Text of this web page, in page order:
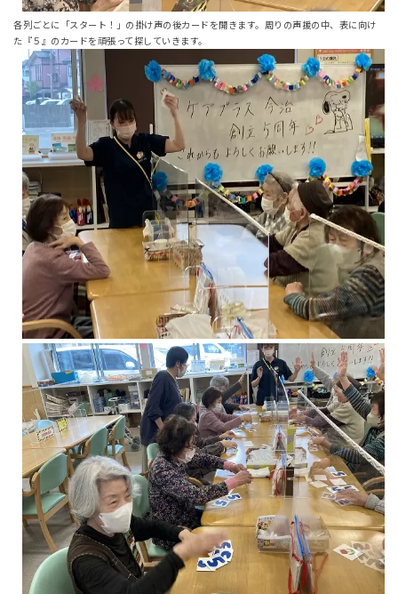
各列ごとに「スタート！」の掛け声の後カードを開きます。周りの声援の中、表に向け
た『５』のカードを頑張って探していきます。